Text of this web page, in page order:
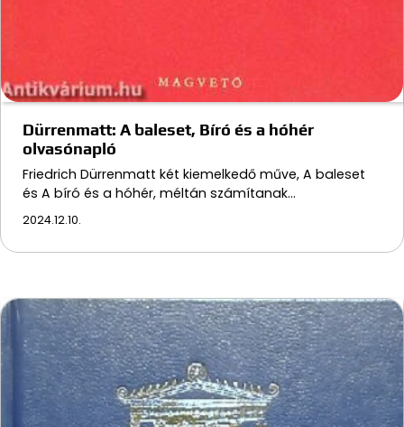
Dürrenmatt: A baleset, Bíró és a hóhér
olvasónapló
Friedrich Dürrenmatt két kiemelkedő műve, A baleset
és A bíró és a hóhér, méltán számítanak…
2024.12.10.